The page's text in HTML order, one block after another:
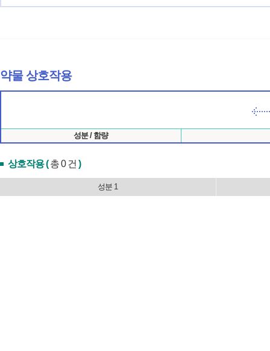
약물 상호작용
성분 / 함량
상호작용 (총 0 건 )
성분 1